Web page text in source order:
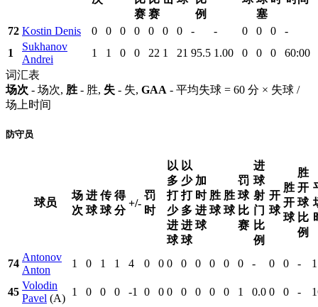
赛 赛
例
塞
72 Kostin Denis 0 0 0 0 0 0 0 - - 0 0 0
-
1
Sukhanov
Andrei
1 1 0 0 22 1 21 95.5 1.00 0 0 0
60:00
词汇表
场次 - 场次, 胜 - 胜, 失 - 失, GAA - 平均失球 = 60 分 × 失球 /
场上时间
防守员
球员
场
次
进
球
传
球
得
分
+/-
罚
时
以
多
打
少
进
球
以
少
打
多
进
球
加
时
进
球
胜
球
胜
球
罚
球
比
赛
进
球
射
门
比
例
开
球
胜
开
球
胜
开
球
比
例
74
Antonov
Anton
1 0 1 1 4 0 0 0 0 0 0 0 0 - 0 0 -
45
Volodin
Pavel (A)
1 0 0 0 -1 0 0 0 0 0 0 0 1 0.0 0 0 -